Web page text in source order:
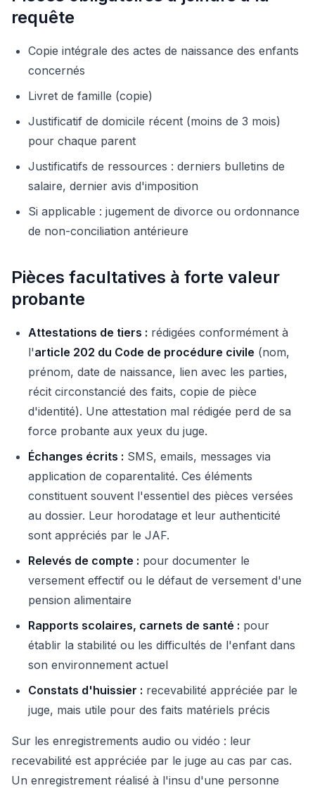
requête
Copie intégrale des actes de naissance des enfants
concernés
Livret de famille (copie)
Justificatif de domicile récent (moins de 3 mois)
pour chaque parent
Justificatifs de ressources : derniers bulletins de
salaire, dernier avis d'imposition
Si applicable : jugement de divorce ou ordonnance
de non-conciliation antérieure
Pièces facultatives à forte valeur
probante
Attestations de tiers : rédigées conformément à
l'article 202 du Code de procédure civile (nom,
prénom, date de naissance, lien avec les parties,
récit circonstancié des faits, copie de pièce
d'identité). Une attestation mal rédigée perd de sa
force probante aux yeux du juge.
Échanges écrits : SMS, emails, messages via
application de coparentalité. Ces éléments
constituent souvent l'essentiel des pièces versées
au dossier. Leur horodatage et leur authenticité
sont appréciés par le JAF.
Relevés de compte : pour documenter le
versement effectif ou le défaut de versement d'une
pension alimentaire
Rapports scolaires, carnets de santé : pour
établir la stabilité ou les difficultés de l'enfant dans
son environnement actuel
Constats d'huissier : recevabilité appréciée par le
juge, mais utile pour des faits matériels précis
Sur les enregistrements audio ou vidéo : leur
recevabilité est appréciée par le juge au cas par cas.
Un enregistrement réalisé à l'insu d'une personne